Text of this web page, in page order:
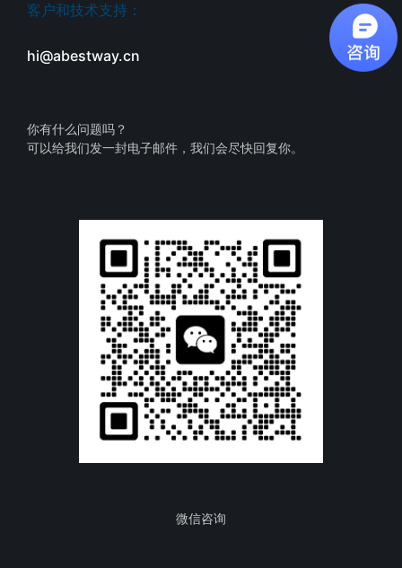
客户和技术支持：
hi@abestway.cn
你有什么问题吗？
可以给我们发一封电子邮件，我们会尽快回复你。
微信咨询